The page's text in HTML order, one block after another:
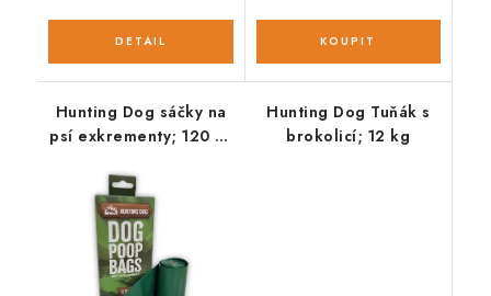
Hunting Dog sáčky na
psí exkrementy; 120 ks
Hunting Dog Tuňák s
brokolicí; 12 kg